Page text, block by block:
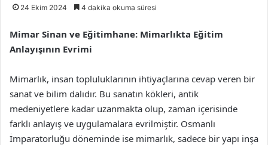
24 Ekim 2024 4 dakika okuma süresi
Mimar Sinan ve Eğitimhane: Mimarlıkta Eğitim
Anlayışının Evrimi
Mimarlık, insan topluluklarının ihtiyaçlarına cevap veren bir
sanat ve bilim dalıdır. Bu sanatın kökleri, antik
medeniyetlere kadar uzanmakta olup, zaman içerisinde
farklı anlayış ve uygulamalara evrilmiştir. Osmanlı
İmparatorluğu döneminde ise mimarlık, sadece bir yapı inşa